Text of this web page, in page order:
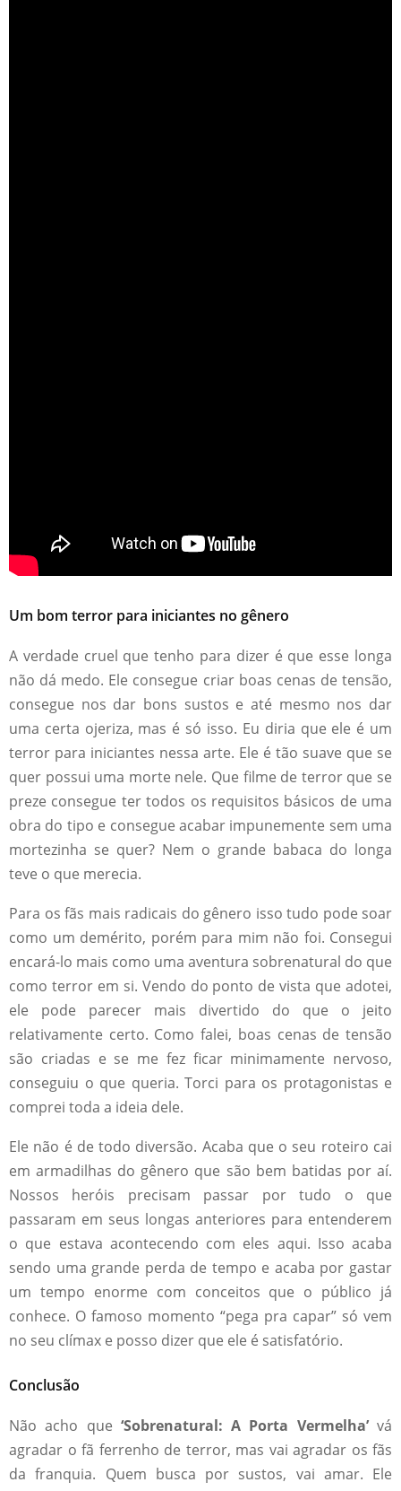
Um bom terror para iniciantes no gênero
A verdade cruel que tenho para dizer é que esse longa
não dá medo. Ele consegue criar boas cenas de tensão,
consegue nos dar bons sustos e até mesmo nos dar
uma certa ojeriza, mas é só isso. Eu diria que ele é um
terror para iniciantes nessa arte. Ele é tão suave que se
quer possui uma morte nele. Que filme de terror que se
preze consegue ter todos os requisitos básicos de uma
obra do tipo e consegue acabar impunemente sem uma
mortezinha se quer? Nem o grande babaca do longa
teve o que merecia.
Para os fãs mais radicais do gênero isso tudo pode soar
como um demérito, porém para mim não foi. Consegui
encará-lo mais como uma aventura sobrenatural do que
como terror em si. Vendo do ponto de vista que adotei,
ele pode parecer mais divertido do que o jeito
relativamente certo. Como falei, boas cenas de tensão
são criadas e se me fez ficar minimamente nervoso,
conseguiu o que queria. Torci para os protagonistas e
comprei toda a ideia dele.
Ele não é de todo diversão. Acaba que o seu roteiro cai
em armadilhas do gênero que são bem batidas por aí.
Nossos heróis precisam passar por tudo o que
passaram em seus longas anteriores para entenderem
o que estava acontecendo com eles aqui. Isso acaba
sendo uma grande perda de tempo e acaba por gastar
um tempo enorme com conceitos que o público já
conhece. O famoso momento “pega pra capar” só vem
no seu clímax e posso dizer que ele é satisfatório.
Conclusão
Não acho que ‘Sobrenatural: A Porta Vermelha’vá
agradar o fã ferrenho de terror, mas vai agradar os fãs
da franquia. Quem busca por sustos, vai amar. Ele